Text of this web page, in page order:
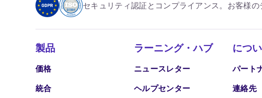
セキュリティ認証とコンプライアンス。お客様の
製品
価格
統合
ラーニング・ハブ
ニュースレター
ヘルプセンター
につ
パート
連絡先